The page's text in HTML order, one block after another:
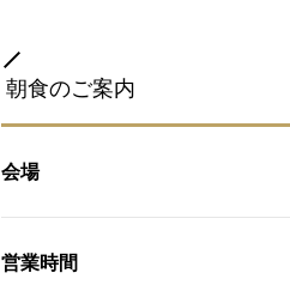
朝食のご案内
会場
営業時間